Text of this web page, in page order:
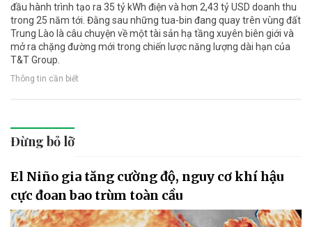
đầu hành trình tạo ra 35 tỷ kWh điện và hơn 2,43 tỷ USD doanh thu
trong 25 năm tới. Đằng sau những tua-bin đang quay trên vùng đất
Trung Lào là câu chuyện về một tài sản hạ tầng xuyên biên giới và
mở ra chặng đường mới trong chiến lược năng lượng dài hạn của
T&T Group.
Thông tin cần biết
Đừng bỏ lỡ
El Niño gia tăng cường độ, nguy cơ khí hậu
cực đoan bao trùm toàn cầu